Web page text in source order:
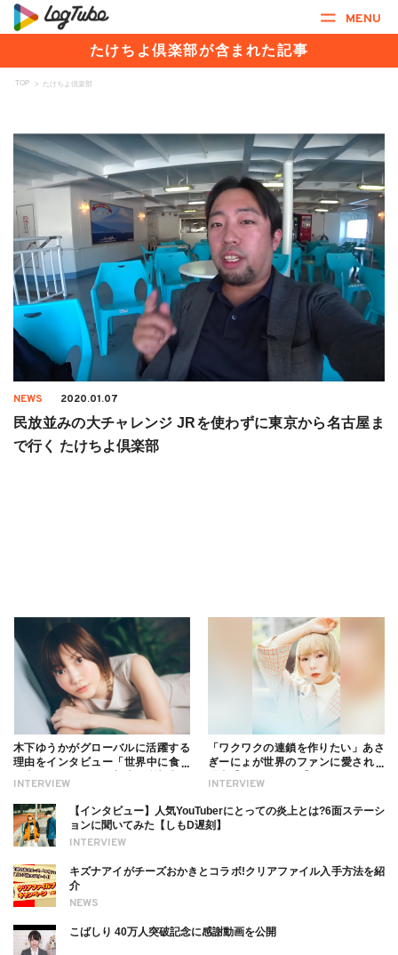
MENU
たけちよ倶楽部が含まれた記事
TOP > たけちよ倶楽部
NEWS 2020.01.07
民放並みの大チャレンジ JRを使わずに東京から名古屋ま
で行く たけちよ倶楽部
INTERVIEW
木下ゆうかがグローバルに活躍する
理由をインタビュー「世界中に食べ
ついても
INTERVIEW
「ワクワクの連鎖を作りたい」あさ
ぎーにょが世界のファンに愛される
INTERVIEW
【インタビュー】人気YouTuberにとっての炎上とは?6面ステーシ
ョンに聞いてみた【しもD遅刻】
NEWS
キズナアイがチーズおかきとコラボ!クリアファイル入手方法を紹
介
こばしり 40万人突破記念に感謝動画を公開